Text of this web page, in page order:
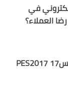
في
تحميل ملف تشغيل بيس17 PES2017